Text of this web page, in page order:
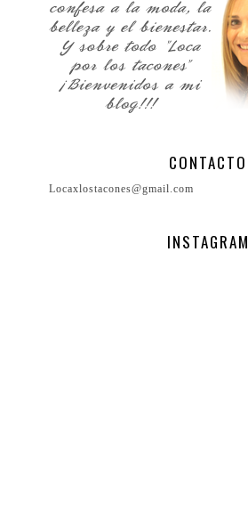
CONTACTO
Locaxlostacones@gmail.com
INSTAGRAM